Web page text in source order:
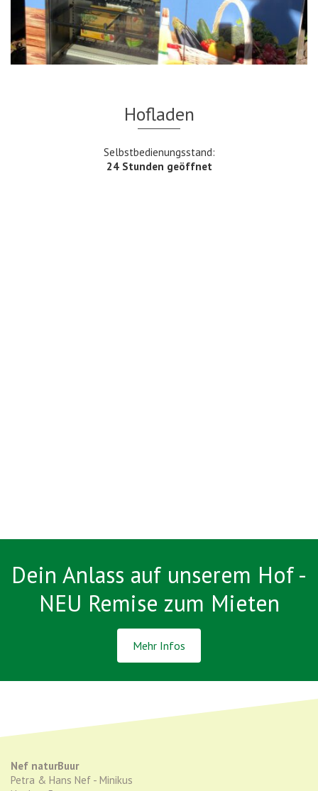
Hofladen
Selbstbedienungsstand:
24 Stunden geöffnet
Dein Anlass auf unserem Hof -
NEU Remise zum Mieten
Mehr Infos
Nef naturBuur
Petra & Hans Nef - Minikus